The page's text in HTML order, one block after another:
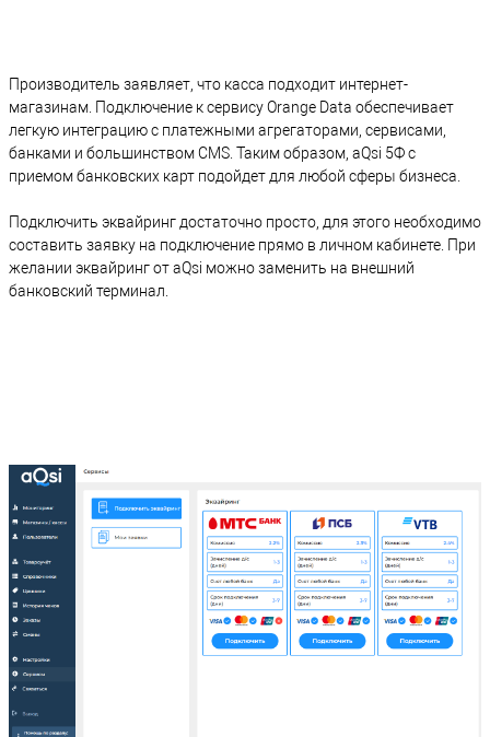
Производитель заявляет, что касса подходит интернет-
магазинам. Подключение к сервису Orange Data обеспечивает
легкую интеграцию с платежными агрегаторами, сервисами,
банками и большинством CMS. Таким образом, aQsi 5Ф с
приемом банковских карт подойдет для любой сферы бизнеса.
Подключить эквайринг достаточно просто, для этого необходимо
составить заявку на подключение прямо в личном кабинете. При
желании эквайринг от aQsi можно заменить на внешний
банковский терминал.